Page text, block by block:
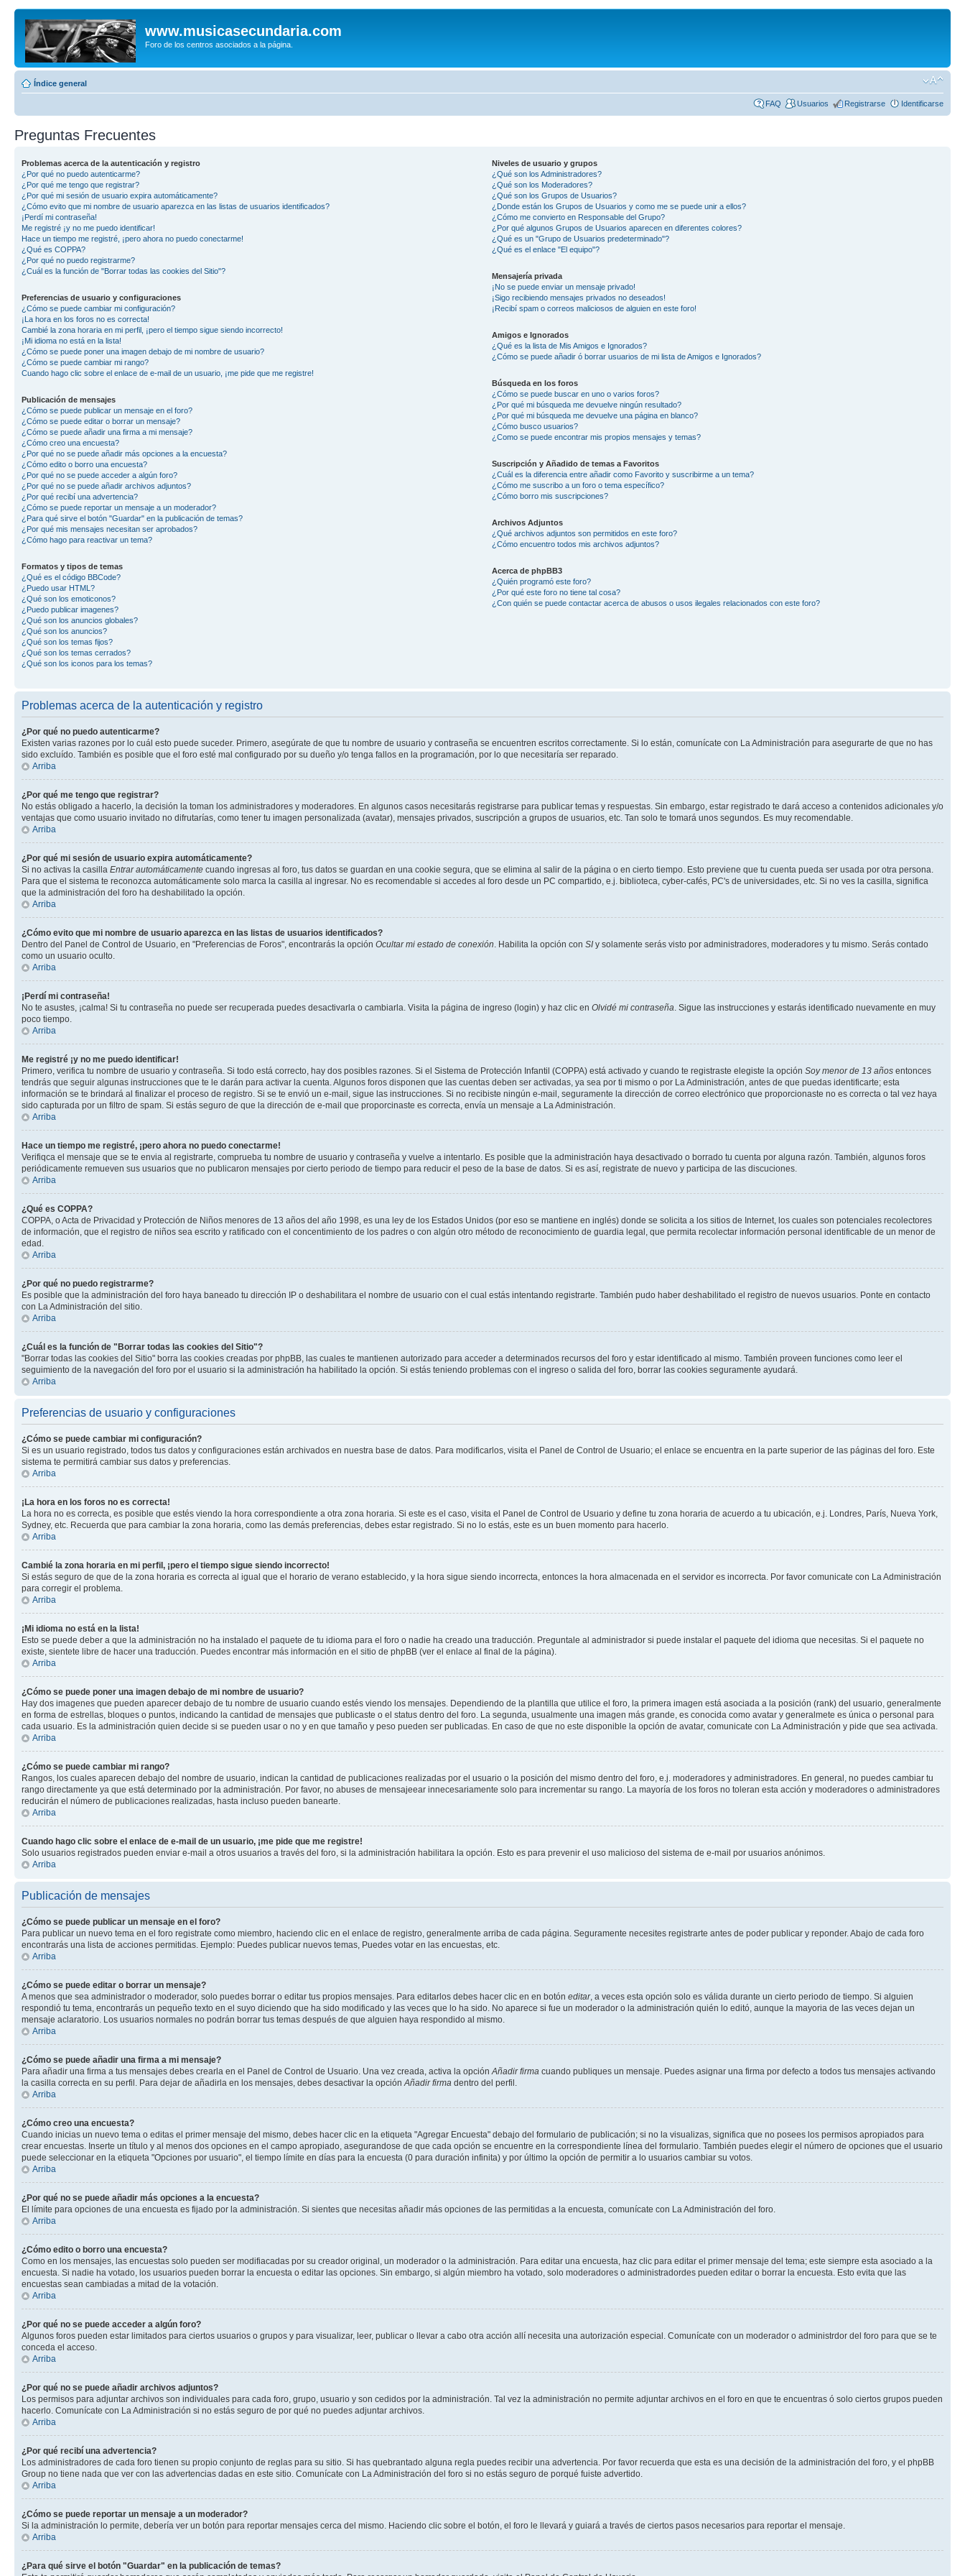
www.musicasecundaria.com
Foro de los centros asociados a la página.
Índice general
FAQ Usuarios Registrarse Identificarse
Preguntas Frecuentes
Problemas acerca de la autenticación y registro
¿Por qué no puedo autenticarme?
¿Por qué me tengo que registrar?
¿Por qué mi sesión de usuario expira automáticamente?
¿Cómo evito que mi nombre de usuario aparezca en las listas de usuarios identificados?
¡Perdí mi contraseña!
Me registré ¡y no me puedo identificar!
Hace un tiempo me registré, ¡pero ahora no puedo conectarme!
¿Qué es COPPA?
¿Por qué no puedo registrarme?
¿Cuál es la función de "Borrar todas las cookies del Sitio"?
Preferencias de usuario y configuraciones
¿Cómo se puede cambiar mi configuración?
¡La hora en los foros no es correcta!
Cambié la zona horaria en mi perfil, ¡pero el tiempo sigue siendo incorrecto!
¡Mi idioma no está en la lista!
¿Cómo se puede poner una imagen debajo de mi nombre de usuario?
¿Cómo se puede cambiar mi rango?
Cuando hago clic sobre el enlace de e-mail de un usuario, ¡me pide que me registre!
Publicación de mensajes
¿Cómo se puede publicar un mensaje en el foro?
¿Cómo se puede editar o borrar un mensaje?
¿Cómo se puede añadir una firma a mi mensaje?
¿Cómo creo una encuesta?
¿Por qué no se puede añadir más opciones a la encuesta?
¿Cómo edito o borro una encuesta?
¿Por qué no se puede acceder a algún foro?
¿Por qué no se puede añadir archivos adjuntos?
¿Por qué recibí una advertencia?
¿Cómo se puede reportar un mensaje a un moderador?
¿Para qué sirve el botón "Guardar" en la publicación de temas?
¿Por qué mis mensajes necesitan ser aprobados?
¿Cómo hago para reactivar un tema?
Formatos y tipos de temas
¿Qué es el código BBCode?
¿Puedo usar HTML?
¿Qué son los emoticonos?
¿Puedo publicar imagenes?
¿Qué son los anuncios globales?
¿Qué son los anuncios?
¿Qué son los temas fijos?
¿Qué son los temas cerrados?
¿Qué son los iconos para los temas?
Niveles de usuario y grupos
¿Qué son los Administradores?
¿Qué son los Moderadores?
¿Qué son los Grupos de Usuarios?
¿Donde están los Grupos de Usuarios y como me se puede unir a ellos?
¿Cómo me convierto en Responsable del Grupo?
¿Por qué algunos Grupos de Usuarios aparecen en diferentes colores?
¿Qué es un "Grupo de Usuarios predeterminado"?
¿Qué es el enlace "El equipo"?
Mensajería privada
¡No se puede enviar un mensaje privado!
¡Sigo recibiendo mensajes privados no deseados!
¡Recibí spam o correos maliciosos de alguien en este foro!
Amigos e Ignorados
¿Qué es la lista de Mis Amigos e Ignorados?
¿Cómo se puede añadir ó borrar usuarios de mi lista de Amigos e Ignorados?
Búsqueda en los foros
¿Cómo se puede buscar en uno o varios foros?
¿Por qué mi búsqueda me devuelve ningún resultado?
¿Por qué mi búsqueda me devuelve una página en blanco?
¿Cómo busco usuarios?
¿Como se puede encontrar mis propios mensajes y temas?
Suscripción y Añadido de temas a Favoritos
¿Cuál es la diferencia entre añadir como Favorito y suscribirme a un tema?
¿Cómo me suscribo a un foro o tema específico?
¿Cómo borro mis suscripciones?
Archivos Adjuntos
¿Qué archivos adjuntos son permitidos en este foro?
¿Cómo encuentro todos mis archivos adjuntos?
Acerca de phpBB3
¿Quién programó este foro?
¿Por qué este foro no tiene tal cosa?
¿Con quién se puede contactar acerca de abusos o usos ilegales relacionados con este foro?
Problemas acerca de la autenticación y registro
¿Por qué no puedo autenticarme?
Existen varias razones por lo cuál esto puede suceder. Primero, asegúrate de que tu nombre de usuario y contraseña se encuentren escritos correctamente. Si lo están, comunícate con La Administración para asegurarte de que no has
sido excluído. También es posible que el foro esté mal configurado por su dueño y/o tenga fallos en la programación, por lo que necesitaría ser reparado.
Arriba
¿Por qué me tengo que registrar?
No estás obligado a hacerlo, la decisión la toman los administradores y moderadores. En algunos casos necesitarás registrarse para publicar temas y respuestas. Sin embargo, estar registrado te dará acceso a contenidos adicionales y/o
ventajas que como usuario invitado no difrutarías, como tener tu imagen personalizada (avatar), mensajes privados, suscripción a grupos de usuarios, etc. Tan solo te tomará unos segundos. Es muy recomendable.
Arriba
¿Por qué mi sesión de usuario expira automáticamente?
Si no activas la casilla Entrar automáticamente cuando ingresas al foro, tus datos se guardan en una cookie segura, que se elimina al salir de la página o en cierto tiempo. Esto previene que tu cuenta pueda ser usada por otra persona.
Para que el sistema te reconozca automáticamente solo marca la casilla al ingresar. No es recomendable si accedes al foro desde un PC compartido, e.j. biblioteca, cyber-cafés, PC's de universidades, etc. Si no ves la casilla, significa
que la administración del foro ha deshabilitado la opción.
Arriba
¿Cómo evito que mi nombre de usuario aparezca en las listas de usuarios identificados?
Dentro del Panel de Control de Usuario, en "Preferencias de Foros", encontrarás la opción Ocultar mi estado de conexión. Habilita la opción con SI y solamente serás visto por administradores, moderadores y tu mismo. Serás contado
como un usuario oculto.
Arriba
¡Perdí mi contraseña!
No te asustes, ¡calma! Si tu contraseña no puede ser recuperada puedes desactivarla o cambiarla. Visita la página de ingreso (login) y haz clic en Olvidé mi contraseña. Sigue las instrucciones y estarás identificado nuevamente en muy
poco tiempo.
Arriba
Me registré ¡y no me puedo identificar!
Primero, verifica tu nombre de usuario y contraseña. Si todo está correcto, hay dos posibles razones. Si el Sistema de Protección Infantil (COPPA) está activado y cuando te registraste elegiste la opción Soy menor de 13 años entonces
tendrás que seguir algunas instrucciones que te le darán para activar la cuenta. Algunos foros disponen que las cuentas deben ser activadas, ya sea por ti mismo o por La Administración, antes de que puedas identificarte; esta
información se te brindará al finalizar el proceso de registro. Si se te envió un e-mail, sigue las instrucciones. Si no recibiste ningún e-mail, seguramente la dirección de correo electrónico que proporcionaste no es correcta o tal vez haya
sido capturada por un filtro de spam. Si estás seguro de que la dirección de e-mail que proporcinaste es correcta, envía un mensaje a La Administración.
Arriba
Hace un tiempo me registré, ¡pero ahora no puedo conectarme!
Verifiqca el mensaje que se te envia al registrarte, comprueba tu nombre de usuario y contraseña y vuelve a intentarlo. Es posible que la administración haya desactivado o borrado tu cuenta por alguna razón. También, algunos foros
periódicamente remueven sus usuarios que no publicaron mensajes por cierto periodo de tiempo para reducir el peso de la base de datos. Si es así, registrate de nuevo y participa de las discuciones.
Arriba
¿Qué es COPPA?
COPPA, o Acta de Privacidad y Protección de Niños menores de 13 años del año 1998, es una ley de los Estados Unidos (por eso se mantiene en inglés) donde se solicita a los sitios de Internet, los cuales son potenciales recolectores
de información, que el registro de niños sea escrito y ratificado con el concentimiento de los padres o con algún otro método de reconocimiento de guardia legal, que permita recolectar información personal identificable de un menor de
edad.
Arriba
¿Por qué no puedo registrarme?
Es posible que la administración del foro haya baneado tu dirección IP o deshabilitara el nombre de usuario con el cual estás intentando registrarte. También pudo haber deshabilitado el registro de nuevos usuarios. Ponte en contacto
con La Administración del sitio.
Arriba
¿Cuál es la función de "Borrar todas las cookies del Sitio"?
"Borrar todas las cookies del Sitio" borra las cookies creadas por phpBB, las cuales te mantienen autorizado para acceder a determinados recursos del foro y estar identificado al mismo. También proveen funciones como leer el
seguimiento de la navegación del foro por el usuario si la administración ha habilitado la opción. Si estás teniendo problemas con el ingreso o salida del foro, borrar las cookies seguramente ayudará.
Arriba
Preferencias de usuario y configuraciones
¿Cómo se puede cambiar mi configuración?
Si es un usuario registrado, todos tus datos y configuraciones están archivados en nuestra base de datos. Para modificarlos, visita el Panel de Control de Usuario; el enlace se encuentra en la parte superior de las páginas del foro. Este
sistema te permitirá cambiar sus datos y preferencias.
Arriba
¡La hora en los foros no es correcta!
La hora no es correcta, es posible que estés viendo la hora correspondiente a otra zona horaria. Si este es el caso, visita el Panel de Control de Usuario y define tu zona horaria de acuerdo a tu ubicación, e.j. Londres, París, Nueva York,
Sydney, etc. Recuerda que para cambiar la zona horaria, como las demás preferencias, debes estar registrado. Si no lo estás, este es un buen momento para hacerlo.
Arriba
Cambié la zona horaria en mi perfil, ¡pero el tiempo sigue siendo incorrecto!
Si estás seguro de que de la zona horaria es correcta al igual que el horario de verano establecido, y la hora sigue siendo incorrecta, entonces la hora almacenada en el servidor es incorrecta. Por favor comunicate con La Administración
para corregir el problema.
Arriba
¡Mi idioma no está en la lista!
Esto se puede deber a que la administración no ha instalado el paquete de tu idioma para el foro o nadie ha creado una traducción. Preguntale al administrador si puede instalar el paquete del idioma que necesitas. Si el paquete no
existe, sientete libre de hacer una traducción. Puedes encontrar más información en el sitio de phpBB (ver el enlace al final de la página).
Arriba
¿Cómo se puede poner una imagen debajo de mi nombre de usuario?
Hay dos imagenes que pueden aparecer debajo de tu nombre de usuario cuando estés viendo los mensajes. Dependiendo de la plantilla que utilice el foro, la primera imagen está asociada a la posición (rank) del usuario, generalmente
en forma de estrellas, bloques o puntos, indicando la cantidad de mensajes que publicaste o el status dentro del foro. La segunda, usualmente una imagen más grande, es conocida como avatar y generalmete es única o personal para
cada usuario. Es la administración quien decide si se pueden usar o no y en que tamaño y peso pueden ser publicadas. En caso de que no este disponible la opción de avatar, comunicate con La Administración y pide que sea activada.
Arriba
¿Cómo se puede cambiar mi rango?
Rangos, los cuales aparecen debajo del nombre de usuario, indican la cantidad de publicaciones realizadas por el usuario o la posición del mismo dentro del foro, e.j. moderadores y administradores. En general, no puedes cambiar tu
rango directamente ya que está determinado por la administración. Por favor, no abuses de mensajeear innecesariamente solo para incrementar su rango. La mayoría de los foros no toleran esta acción y moderadores o administradores
reducirán el número de publicaciones realizadas, hasta incluso pueden banearte.
Arriba
Cuando hago clic sobre el enlace de e-mail de un usuario, ¡me pide que me registre!
Solo usuarios registrados pueden enviar e-mail a otros usuarios a través del foro, si la administración habilitara la opción. Esto es para prevenir el uso malicioso del sistema de e-mail por usuarios anónimos.
Arriba
Publicación de mensajes
¿Cómo se puede publicar un mensaje en el foro?
Para publicar un nuevo tema en el foro registrate como miembro, haciendo clic en el enlace de registro, generalmente arriba de cada página. Seguramente necesites registrarte antes de poder publicar y reponder. Abajo de cada foro
encontrarás una lista de acciones permitidas. Ejemplo: Puedes publicar nuevos temas, Puedes votar en las encuestas, etc.
Arriba
¿Cómo se puede editar o borrar un mensaje?
A menos que sea administrador o moderador, solo puedes borrar o editar tus propios mensajes. Para editarlos debes hacer clic en en botón editar, a veces esta opción solo es válida durante un cierto periodo de tiempo. Si alguien
respondió tu tema, encontrarás un pequeño texto en el suyo diciendo que ha sido modificado y las veces que lo ha sido. No aparece si fue un moderador o la administración quién lo editó, aunque la mayoria de las veces dejan un
mensaje aclaratorio. Los usuarios normales no podrán borrar tus temas después de que alguien haya respondido al mismo.
Arriba
¿Cómo se puede añadir una firma a mi mensaje?
Para añadir una firma a tus mensajes debes crearla en el Panel de Control de Usuario. Una vez creada, activa la opciónAñadir firma cuando publiques un mensaje. Puedes asignar una firma por defecto a todos tus mensajes activando
la casilla correcta en su perfil. Para dejar de añadirla en los mensajes, debes desactivar la opciónAñadir firma dentro del perfil.
Arriba
¿Cómo creo una encuesta?
Cuando inicias un nuevo tema o editas el primer mensaje del mismo, debes hacer clic en la etiqueta "Agregar Encuesta" debajo del formulario de publicación; si no la visualizas, significa que no posees los permisos apropiados para
crear encuestas. Inserte un título y al menos dos opciones en el campo apropiado, asegurandose de que cada opción se encuentre en la correspondiente línea del formulario. También puedes elegir el número de opciones que el usuario
puede seleccionar en la etiqueta "Opciones por usuario", el tiempo límite en días para la encuesta (0 para duración infinita) y por último la opción de permitir a lo usuarios cambiar su votos.
Arriba
¿Por qué no se puede añadir más opciones a la encuesta?
El límite para opciones de una encuesta es fijado por la administración. Si sientes que necesitas añadir más opciones de las permitidas a la encuesta, comunícate con La Administración del foro.
Arriba
¿Cómo edito o borro una encuesta?
Como en los mensajes, las encuestas solo pueden ser modifiacadas por su creador original, un moderador o la administración. Para editar una encuesta, haz clic para editar el primer mensaje del tema; este siempre esta asociado a la
encuesta. Si nadie ha votado, los usuarios pueden borrar la encuesta o editar las opciones. Sin embargo, si algún miembro ha votado, solo moderadores o administradordes pueden editar o borrar la encuesta. Esto evita que las
encuestas sean cambiadas a mitad de la votación.
Arriba
¿Por qué no se puede acceder a algún foro?
Algunos foros pueden estar limitados para ciertos usuarios o grupos y para visualizar, leer, publicar o llevar a cabo otra acción allí necesita una autorización especial. Comunícate con un moderador o administrdor del foro para que se te
conceda el acceso.
Arriba
¿Por qué no se puede añadir archivos adjuntos?
Los permisos para adjuntar archivos son individuales para cada foro, grupo, usuario y son cedidos por la administración. Tal vez la administración no permite adjuntar archivos en el foro en que te encuentras ó solo ciertos grupos pueden
hacerlo. Comunícate con La Administración si no estás seguro de por qué no puedes adjuntar archivos.
Arriba
¿Por qué recibí una advertencia?
Los administradores de cada foro tienen su propio conjunto de reglas para su sitio. Si has quebrantado alguna regla puedes recibir una advertencia. Por favor recuerda que esta es una decisión de la administración del foro, y el phpBB
Group no tiene nada que ver con las advertencias dadas en este sitio. Comunícate con La Administración del foro si no estás seguro de porqué fuiste advertido.
Arriba
¿Cómo se puede reportar un mensaje a un moderador?
Si la administración lo permite, debería ver un botón para reportar mensajes cerca del mismo. Haciendo clic sobre el botón, el foro le llevará y guiará a través de ciertos pasos necesarios para reportar el mensaje.
Arriba
¿Para qué sirve el botón "Guardar" en la publicación de temas?